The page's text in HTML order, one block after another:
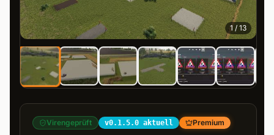
1 / 13
Virengeprüft v0.1.5.0 aktuell Premium